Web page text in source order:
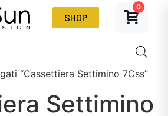
SHOP
0
“Cassettiera Settimino 7Css”
Settimino